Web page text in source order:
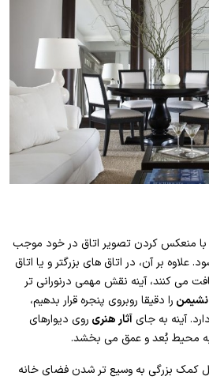
با منعکس کردن تصویر اتاق در خود موجب
بر آن، در اتاق های بزرگتر و یا اتاق
می کنند، آینه نقش مهمی درنورانی تر
نشیمن را دقیقا روبروی پنجره قرار بدهیم،
آینه به جایآثار هنری روی دیوارهای
محیط بُعد و عمق می بخشد.
کمک بزرگی به وسیع تر شدن فضای خانه